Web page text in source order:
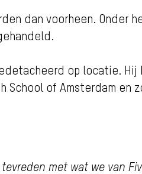
dan voorheen. Onder
op locatie.
School of Amsterdam en
met wat we van